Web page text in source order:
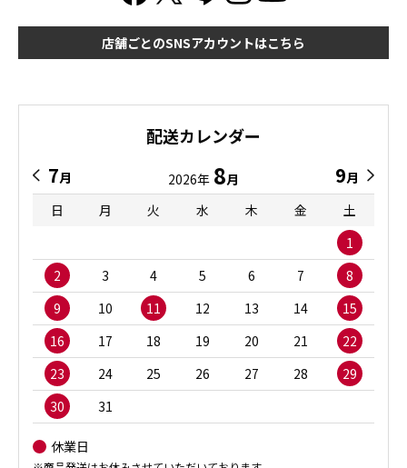
店舗ごとのSNSアカウントはこちら
配送カレンダー
7月 2026年 8月 9月
日
月 火 水 木 金
土
1
2
3 4 5 6 7
8
9
10 11 12 13 14
15
16
17 18 19 20 21
22
23
24 25 26 27 28
29
30
31
休業日